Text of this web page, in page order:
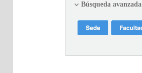
Búsqueda avanzada